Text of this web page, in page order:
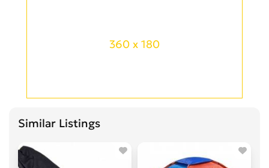
360 x 180
Similar Listings